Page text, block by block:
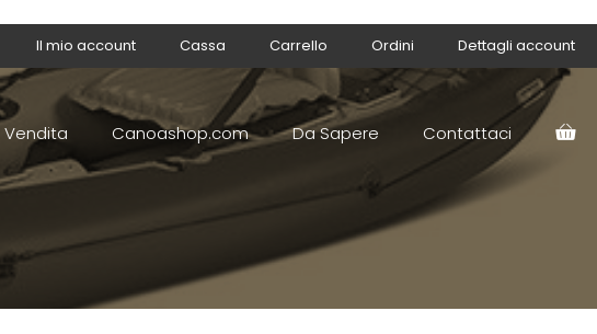
Il mio account Cassa Carrello Ordini Dettagli account
Vendita Canoashop.com Da Sapere Contattaci